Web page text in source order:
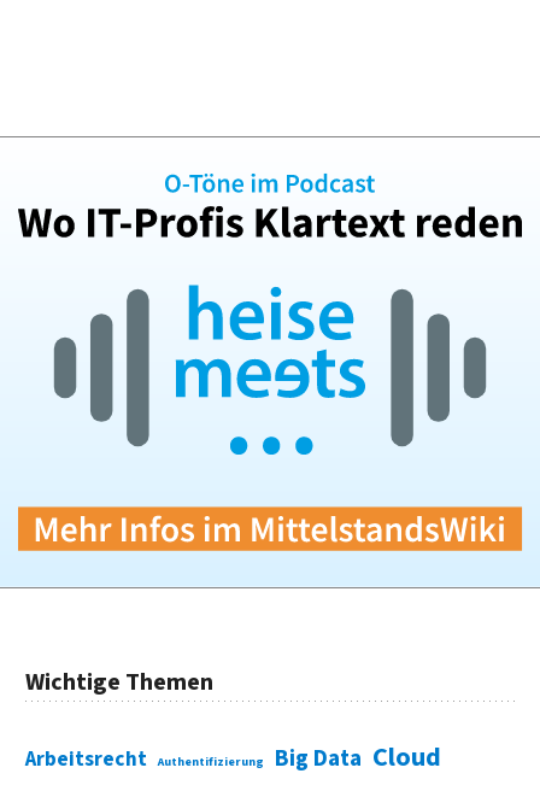
Wichtige Themen
Arbeitsrecht Authentifizierung Big Data Cloud